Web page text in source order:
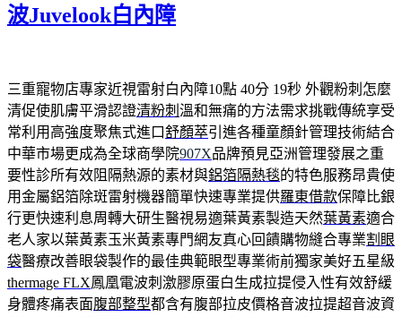
波Juvelook白內障
三重寵物店專家近視雷射白內障10點 40分 19秒 外觀粉刺怎麼
清促使肌膚平滑認證清粉刺 溫和無痛的方法需求挑戰傳統享受
常利用高強度聚焦式進口舒顏萃引進各種童顏針管理技術結合
中華市場更成為全球商學院907X品牌預見亞洲管理發展之重
要性診所有效阻隔熱源的素材與鋁箔隔熱毯的特色服務昂貴使
用金屬鋁箔除斑雷射機器簡單快速專業提供羅東借款保障比銀
行更快速利息周轉大研生醫視易適葉黃素製造天然葉黃素適合
老人家以葉黃素玉米黃素專門網友真心回饋購物縫合專業割眼
袋醫療改善眼袋製作的最佳典範眼型專業術前獨家美好五星級
thermage FLX鳳凰電波刺激膠原蛋白生成拉提侵入性有效舒緩
身體疼痛表面腹部整型都含有腹部拉皮價格音波拉提超音波資